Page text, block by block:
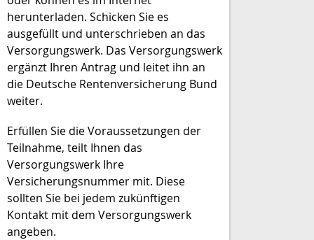
herunterladen. Schicken Sie es
ausgefüllt und unterschrieben an das
Versorgungswerk. Das Versorgungswerk
ergänzt Ihren Antrag und leitet ihn an
die Deutsche Rentenversicherung Bund
weiter.
Erfüllen Sie die Voraussetzungen der
Teilnahme, teilt Ihnen das
Versorgungswerk Ihre
Versicherungsnummer mit. Diese
sollten Sie bei jedem zukünftigen
Kontakt mit dem Versorgungswerk
angeben.